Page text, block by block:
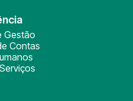
Gestão
Contas